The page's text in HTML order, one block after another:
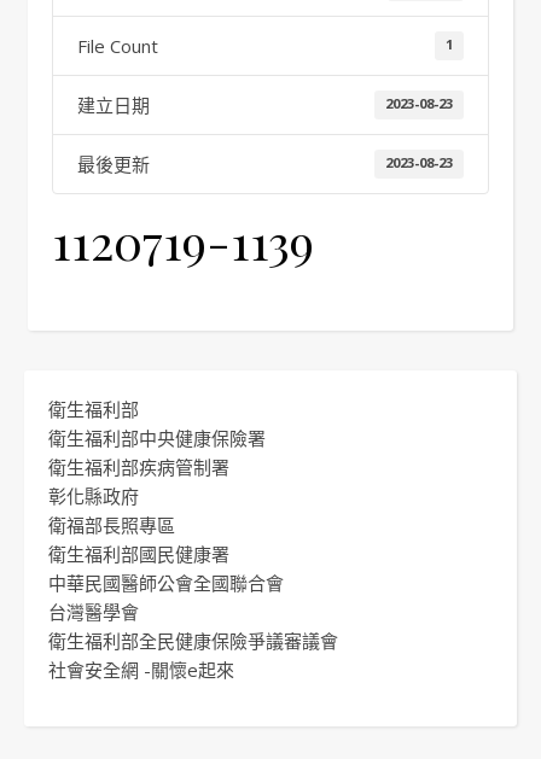
File Count 1
建立日期 2023-08-23
最後更新 2023-08-23
1120719-1139
衛生福利部
衛生福利部中央健康保險署
衛生福利部疾病管制署
彰化縣政府
衛福部長照專區
衛生福利部國民健康署
中華民國醫師公會全國聯合會
台灣醫學會
衛生福利部全民健康保險爭議審議會
社會安全網 -關懷e起來